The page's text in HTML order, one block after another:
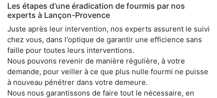
Les étapes d'une éradication de fourmis par nos
experts à Lançon-Provence
Juste après leur intervention, nos experts assurent le suivi
chez vous, dans l'optique de garantir une efficience sans
faille pour toutes leurs interventions.
Nous pouvons revenir de manière régulière, à votre
demande, pour veiller à ce que plus nulle fourmi ne puisse
à nouveau pénétrer dans votre demeure.
Nous nous garantissons de faire tout le nécessaire, en